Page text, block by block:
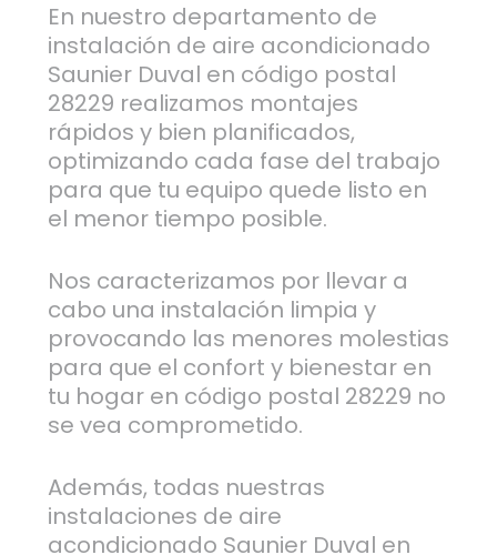
En nuestro departamento de
instalación de aire acondicionado
Saunier Duval en código postal
28229 realizamos montajes
rápidos y bien planificados,
optimizando cada fase del trabajo
para que tu equipo quede listo en
el menor tiempo posible.
Nos caracterizamos por llevar a
cabo una instalación limpia y
provocando las menores molestias
para que el confort y bienestar en
tu hogar en código postal 28229 no
se vea comprometido.
Además, todas nuestras
instalaciones de aire
acondicionado Saunier Duval en